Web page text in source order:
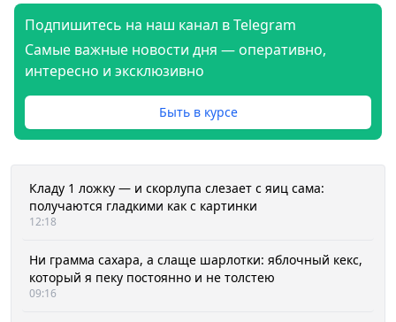
Подпишитесь на наш канал в Telegram
Самые важные новости дня — оперативно,
интересно и эксклюзивно
Быть в курсе
Кладу 1 ложку — и скорлупа слезает с яиц сама:
получаются гладкими как с картинки
12:18
Ни грамма сахара, а слаще шарлотки: яблочный кекс,
который я пеку постоянно и не толстею
09:16